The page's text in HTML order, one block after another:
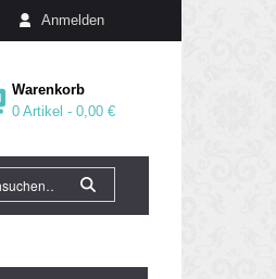
Anmelden
Warenkorb
0 Artikel -0,00 €